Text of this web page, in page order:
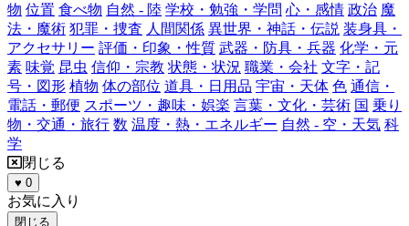
物 位置 食べ物 自然 - 陸 学校・勉強・学問 心・感情 政治 魔
法・魔術 犯罪・捜査 人間関係 異世界・神話・伝説 装身具・
アクセサリー 評価・印象・性質 武器・防具・兵器 化学・元
素 味覚 昆虫 信仰・宗教 状態・状況 職業・会社 文字・記
号・図形 植物 体の部位 道具・日用品 宇宙・天体 色 通信・
電話・郵便 スポーツ・趣味・娯楽 言葉・文化・芸術 国 乗り
物・交通・旅行 数 温度・熱・エネルギー 自然 - 空・天気 科
学
閉じる
♥ 0
お気に入り
閉じる